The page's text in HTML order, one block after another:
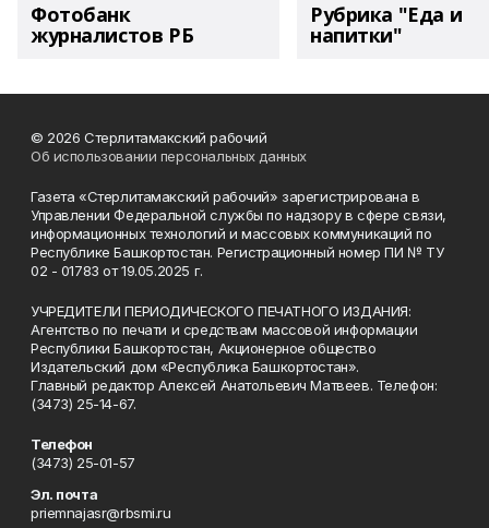
Фотобанк
журналистов РБ
Рубрика "Еда и
напитки"
© 2026 Стерлитамакский рабочий
Об использовании персональных данных
Газета «Стерлитамакский рабочий» зарегистрирована в
Управлении Федеральной службы по надзору в сфере связи,
информационных технологий и массовых коммуникаций по
Республике Башкортостан. Регистрационный номер ПИ № ТУ
02 - 01783 от 19.05.2025 г.
УЧРЕДИТЕЛИ ПЕРИОДИЧЕСКОГО ПЕЧАТНОГО ИЗДАНИЯ:
Агентство по печати и средствам массовой информации
Республики Башкортостан, Акционерное общество
Издательский дом «Республика Башкортостан».
Главный редактор Алексей Анатольевич Матвеев. Телефон:
(3473) 25-14-67.
Телефон
(3473) 25-01-57
Эл. почта
priemnajasr@rbsmi.ru